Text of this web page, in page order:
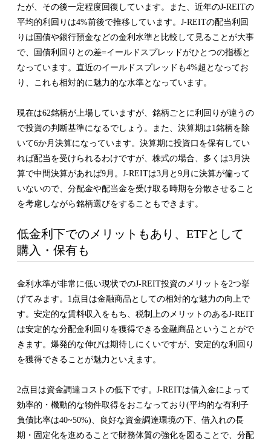
たが、その後一定程度回復しています。また、近年のJ-REITの
平均的利回りは4%前後で推移しています。J-REITの配当利回
りは国債や銀行預金などの金利水準と比較して見ることが大事
で、国債利回りとの差=イールドスプレッドがひとつの指標と
なっています。直近のイールドスプレッドも4%超となってお
り、これも相対的に魅力的な水準となっています。
現在は62銘柄が上場していますが、銘柄ごとに利回りが違うの
で投資の判断基準になるでしょう。また、決算期は1銘柄を除
いて6か月決算になっています。決算期に投資口を保有してい
れば配当を受けられるわけですが、株式の場合、多くは3月決
算で中間決算があれば9月。J-REITは3月と9月に決算が偏って
いないので、分配金や配当金を受け取る時期を分散させること
を考慮しながら銘柄選びをすることもできます。
低金利下でのメリットもあり、ETFとして
購入・保有も
金利水準が非常に低い現状でのJ-REIT投資のメリットを2つ挙
げてみます。1点目は金融商品としての相対的な魅力の向上で
す。安定的な賃料収入をもち、税制上のメリットのあるJ-REIT
は安定的な分配金利回りを獲得できる金融商品ということがで
きます。爆発的な伸びは期待しにくいですが、安定的な利回り
を獲得できることが魅力といえます。
2点目は資金調達コストの低下です。J-REITは借入金によって
効率的・機動的な物件取得をおこなっており(平均的な有利子
負債比率は40~50%)、良好な資金調達環境の下、借入れの長
期・固定化を進めることで財務体質の強化を図ることで、分配